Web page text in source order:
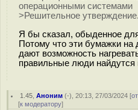
операционными системами
>Решительное утверждение.
Я бы сказал, обыденное
Потому что эти бумажки на
дают возможность
правильные люди найдутся
1.45 ,Аноним (-), 20:13, 27/03/2024 [
[к модератору]